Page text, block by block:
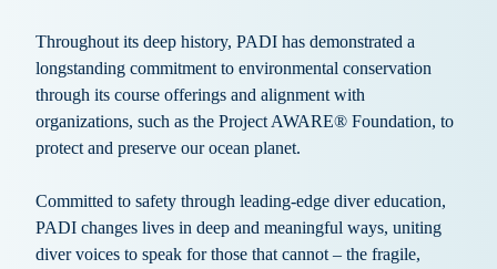
Throughout its deep history, PADI has demonstrated a
longstanding commitment to environmental conservation
through its course offerings and alignment with
organizations, such as the Project AWARE® Foundation, to
protect and preserve our ocean planet.
Committed to safety through leading-edge diver education,
PADI changes lives in deep and meaningful ways, uniting
diver voices to speak for those that cannot – the fragile,